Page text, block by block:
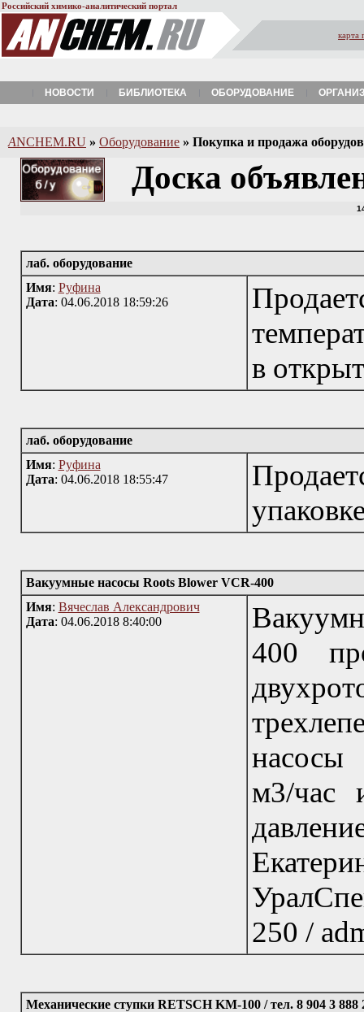
Российский химико-аналитический портал
карта
НОВОСТИ БИБЛИОТЕКА ОБОРУДОВАНИЕ
ANCHEM.RU » Оборудование » Покупка и продажа
Доска
лаб. оборудование
Имя: Руфина
Дата: 04.06.2018 18:59:26
в
лаб. оборудование
Имя: Руфина
Дата: 04.06.2018 18:55:47
Вакуумные насосы Roots Blower VCR-400
Имя: Вячеслав Александрович
Дата: 04.06.2018 8:40:00
400
насосы
м3/час
250 /
Механические ступки RETSCH KM-100 / тел. 8 904 3 888